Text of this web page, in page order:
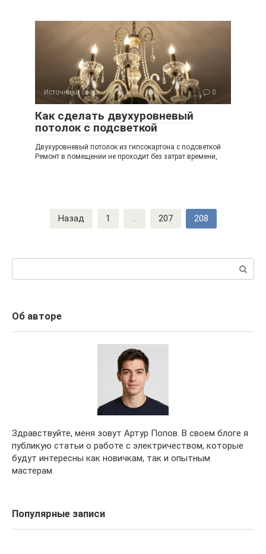
Источники света 0
Как сделать двухуровневый
потолок с подсветкой
Двухуровневый потолок из гипсокартона с подсветкой
Ремонт в помещении не проходит без затрат времени,
Назад 1 ... 207 208
Об авторе
Здравствуйте, меня зовут Артур Попов. В своем блоге я
публикую статьи о работе с электричеством, которые
будут интересны как новичкам, так и опытным
мастерам.
Популярные записи